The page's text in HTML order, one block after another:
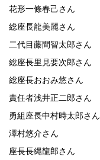
花形一條春己さん
総座長龍美麗さん
二代目藤間智太郎さん
総座長里見要次郎さん
総座長おおみ悠さん
責任者浅井正二郎さん
勇組座長中村時太郎さん
澤村悠介さん
座長長縄龍郎さん